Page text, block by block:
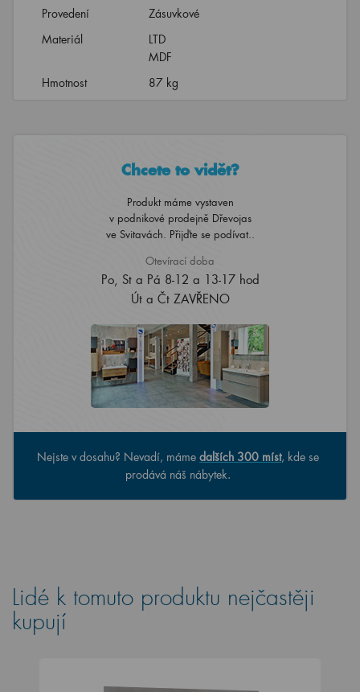
Provedení
Zásuvkové
Materiál
LTD
MDF
Hmotnost
87 kg
Chcete to vidět?
Produkt máme vystaven
v podnikové prodejně Dřevojas
ve Svitavách. Přijďte se podívat..
Otevírací doba
Po, St a Pá 8-12 a 13-17 hod
Út a Čt ZAVŘENO
Nejste v dosahu? Nevadí, máme dalších 300 míst, kde se
prodává náš nábytek.
Lidé k tomuto produktu nejčastěji
kupují